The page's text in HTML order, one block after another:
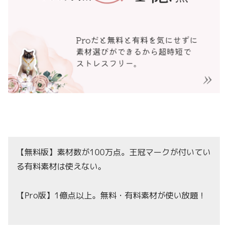
【無料版】素材数が100万点。王冠マークが付いてい
る有料素材は使えない。
【Pro版】1億点以上。無料・有料素材が使い放題！